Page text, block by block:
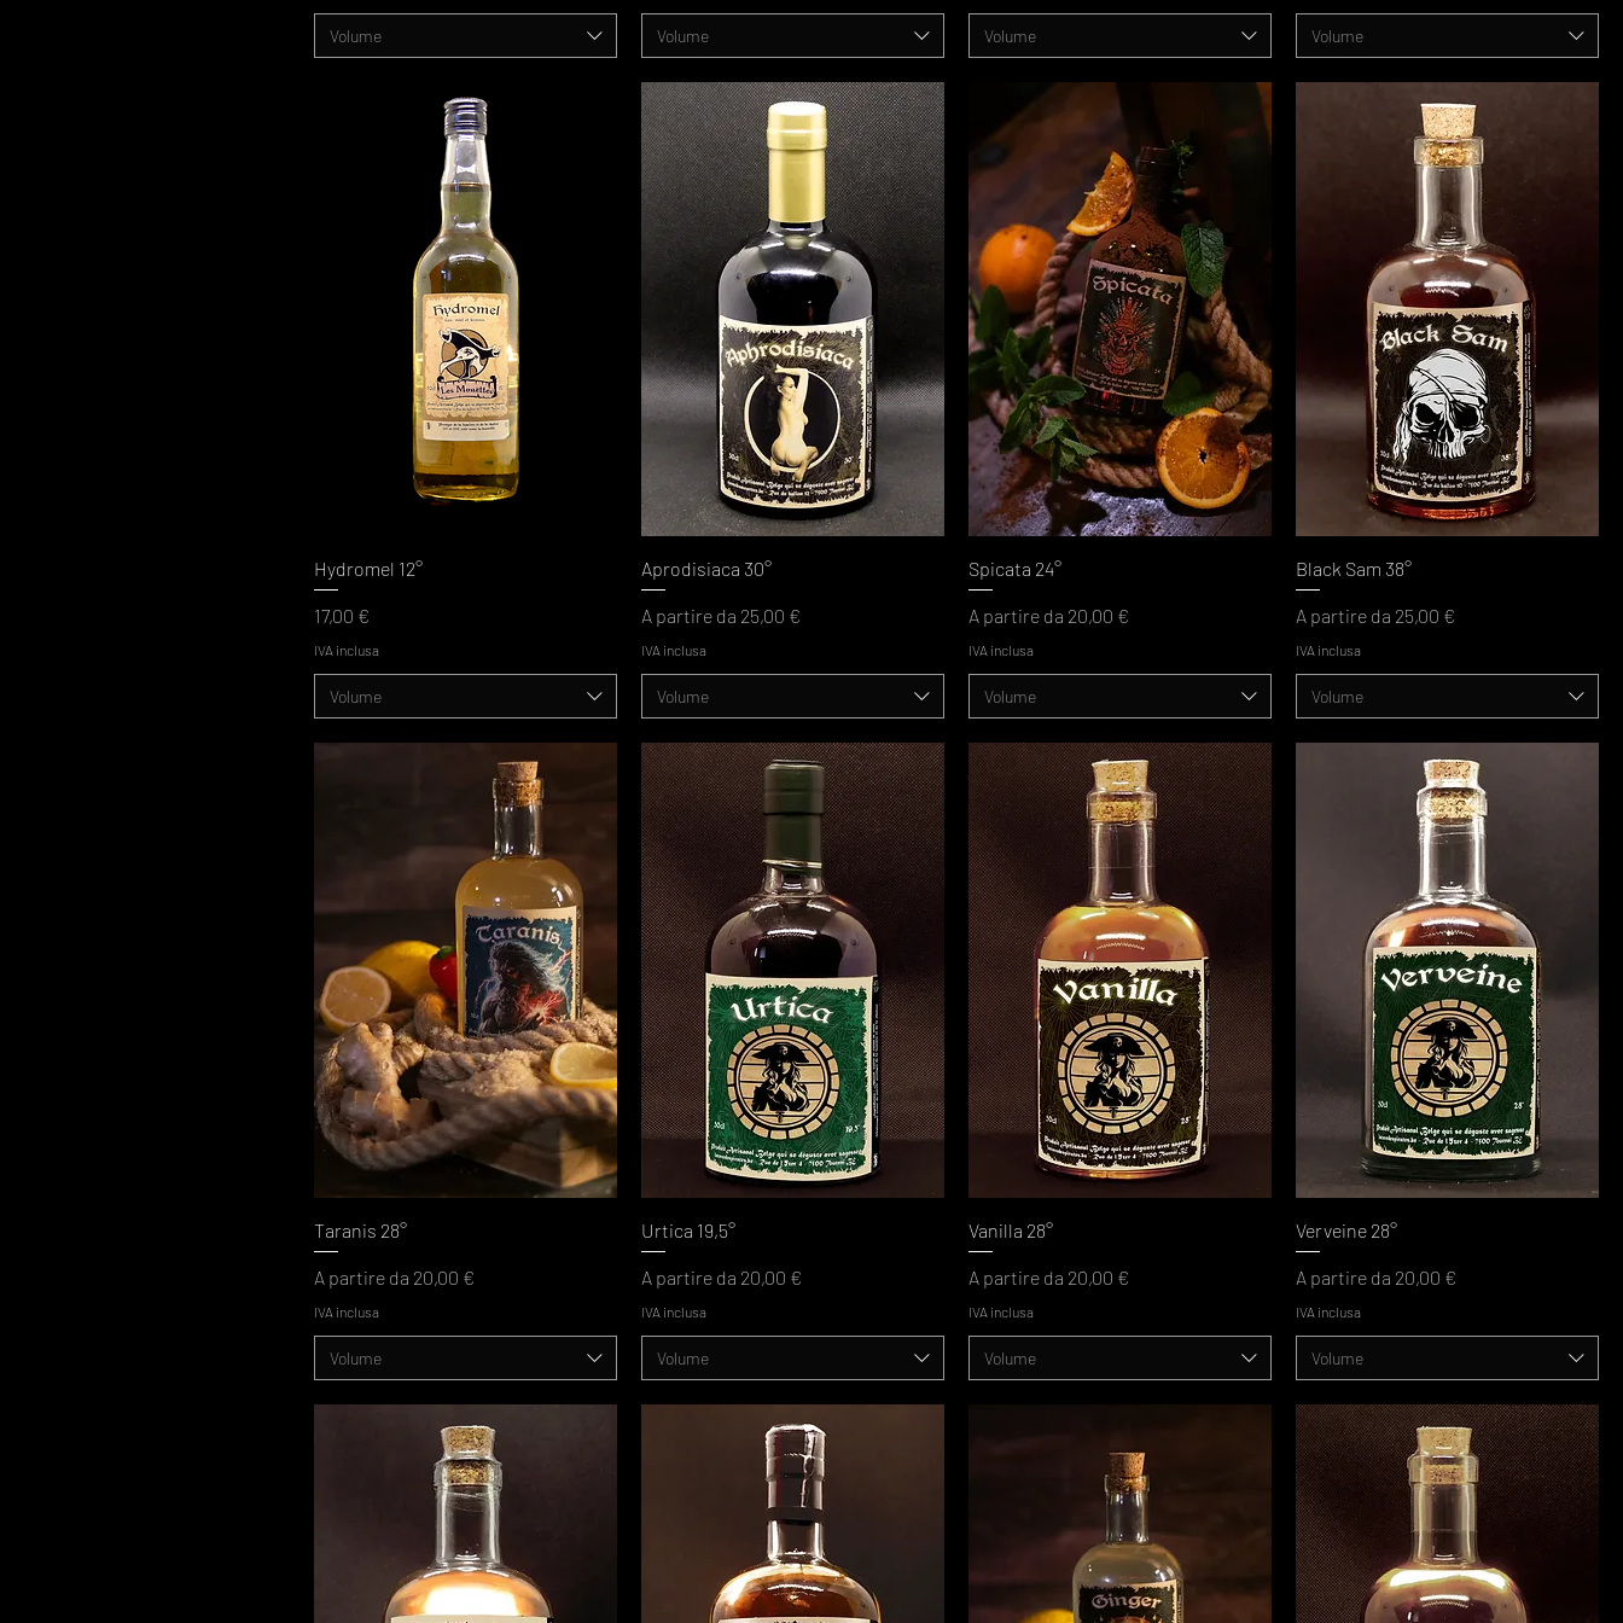
Volume Volume Volume Volume
Hydromel 12°
Prezzo
17,00 €
IVA inclusa
Volume
Aprodisiaca 30°
A partire da 25,00 €
Prezzo scontato
IVA inclusa
Volume
Spicata 24°
A partire da 20,00 €
Prezzo scontato
IVA inclusa
Volume
Black Sam 38°
A partire da 25,00 €
Prezzo scontato
IVA inclusa
Volume
Taranis 28°
A partire da 20,00 €
Prezzo scontato
IVA inclusa
Volume
Urtica 19,5°
A partire da 20,00 €
Prezzo scontato
IVA inclusa
Volume
Vanilla 28°
A partire da 20,00 €
Prezzo scontato
IVA inclusa
Volume
Verveine 28°
A partire da 20,00 €
Prezzo scontato
IVA inclusa
Volume